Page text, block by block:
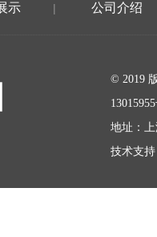
示 | 公司介绍
© 2019
地址：
技术支